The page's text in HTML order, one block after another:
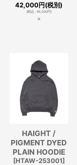
42,000円(税別)
(税込: 46,200円)
×
HAIGHT /
PIGMENT DYED
PLAIN HOODIE
[HTAW-253001]